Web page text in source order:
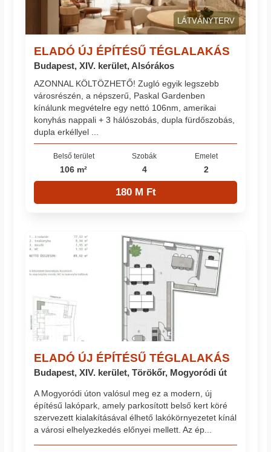
LÁTVÁNYTERV
ELADÓ ÚJ ÉPÍTÉSŰ TÉGLALAKÁS
Budapest, XIV. kerület, Alsórákos
AZONNAL KÖLTÖZHETŐ! Zugló egyik legszebb
városrészén, a népszerű, Paskal Gardenben
kínálunk megvételre egy nettó 106nm, amerikai
konyhás nappali + 3 hálószobás, dupla fürdőszobás,
dupla erkéllyel ...
Belső terület
106 m²
Szobák
4
Emelet
2
180 M Ft
ELADÓ ÚJ ÉPÍTÉSŰ TÉGLALAKÁS
Budapest, XIV. kerület, Törökőr, Mogyoródi út
A Mogyoródi úton valósul meg ez a modern, új
építésű lakópark, amely parkosított belső kert köré
szervezett kialakításával élhető lakókörnyezetet kínál
a városi elhelyezkedés előnyei mellett. Az ép...